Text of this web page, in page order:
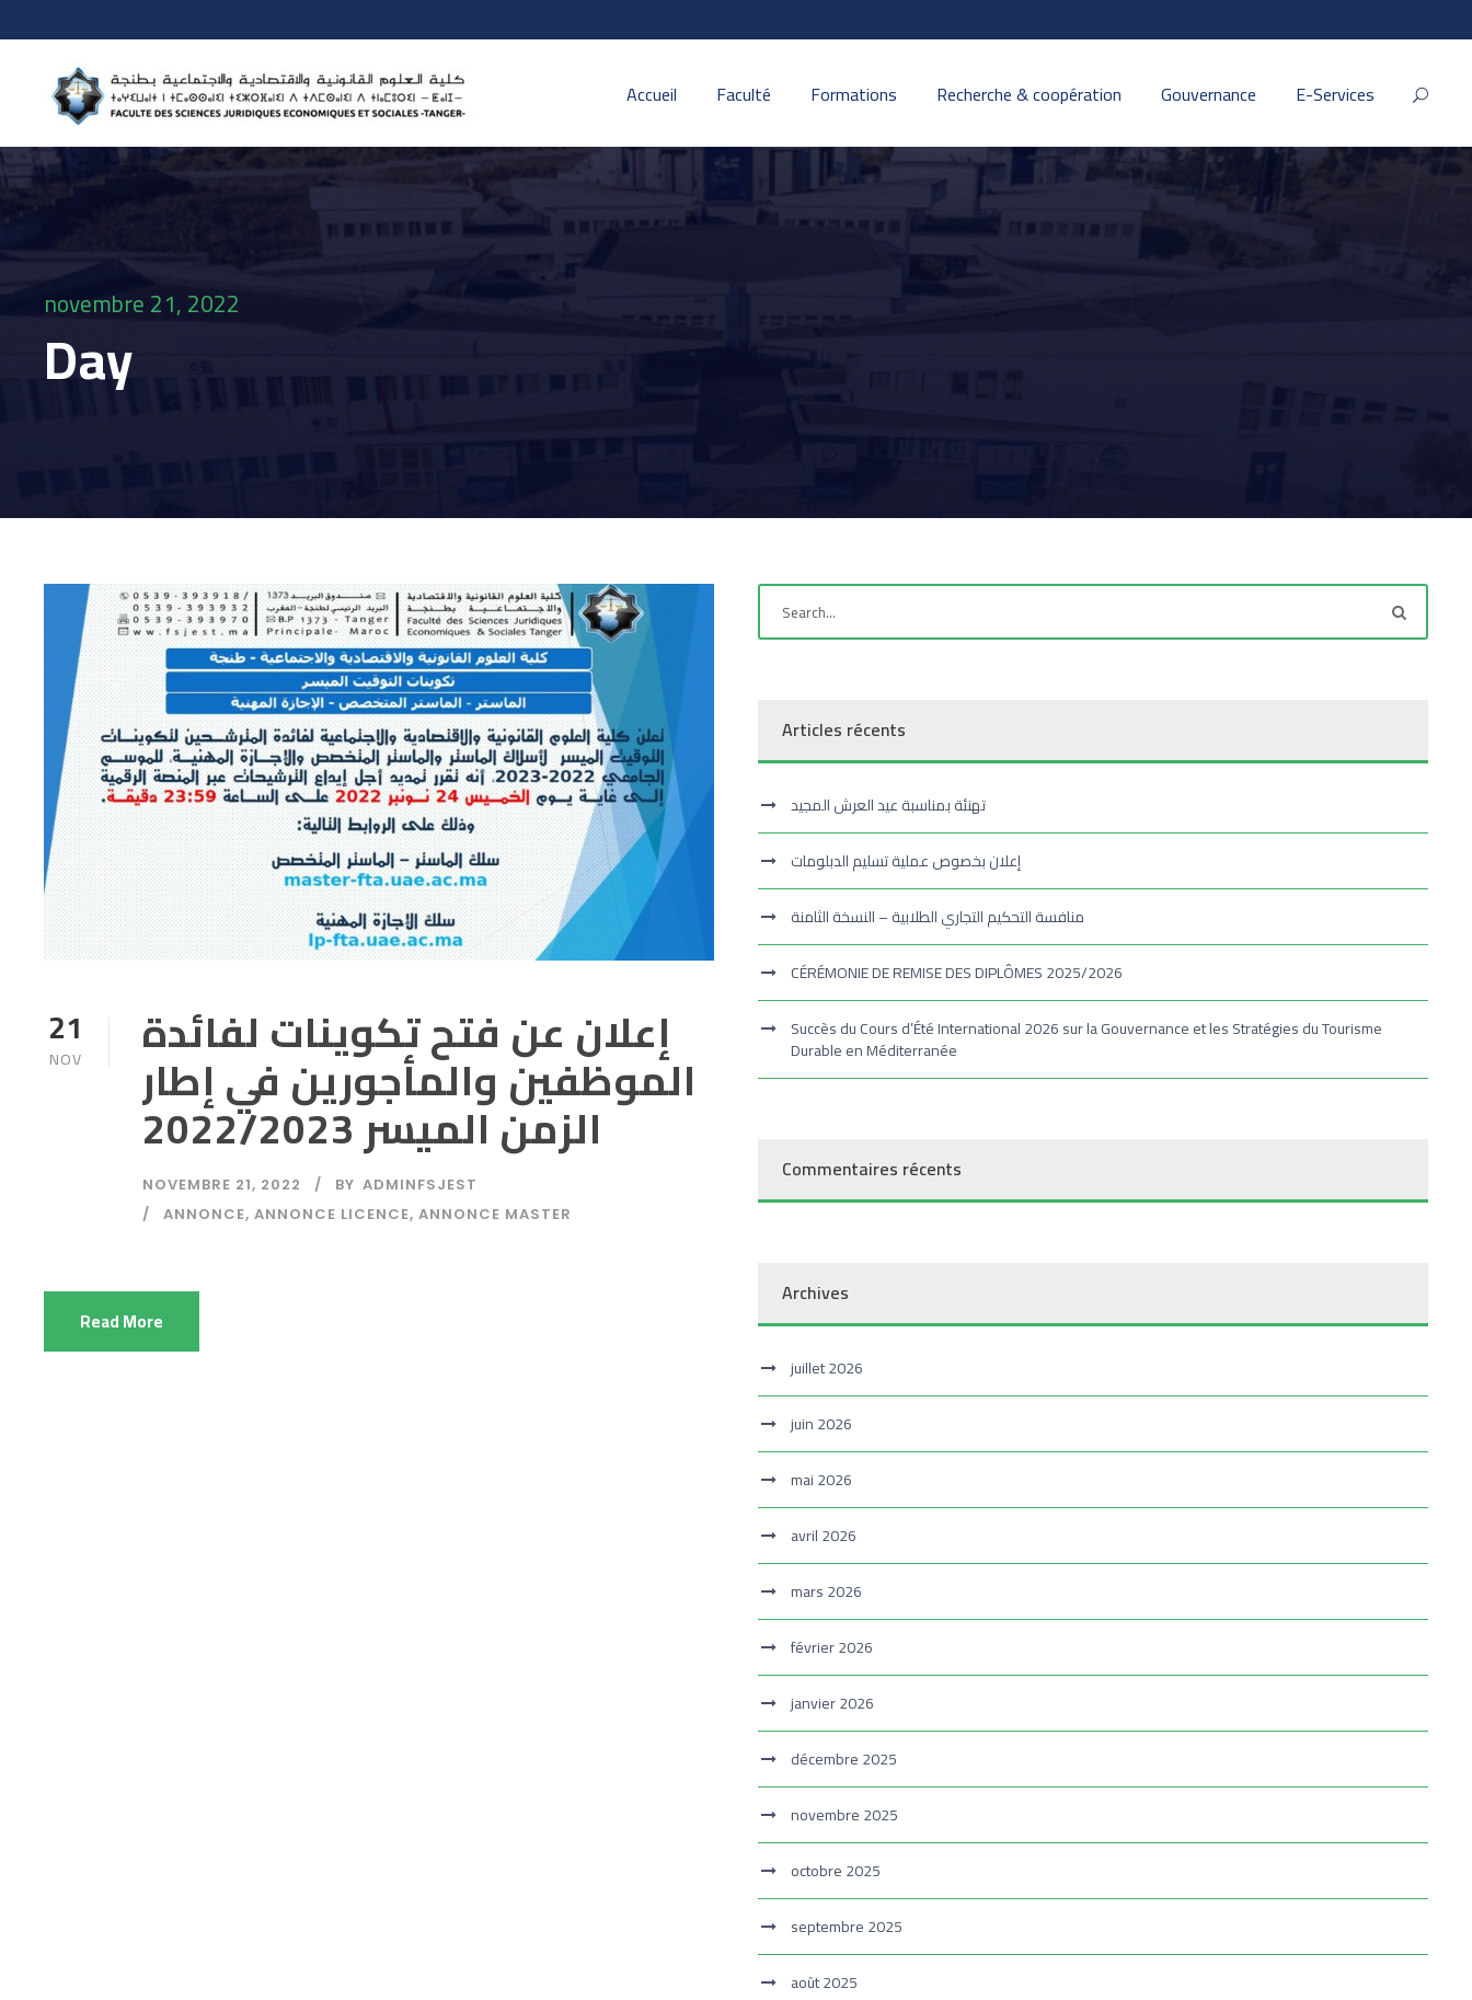
Accueil Faculté Formations Recherche & coopération Gouvernance E-Services
novembre 21, 2022
Day
21
NOV إعلان عن فتح تكوينات لفائدة
الموظفين والمأجورين في إطار
الزمن الميسر 2022/2023
NOVEMBRE 21, 2022 BY ADMINFSJEST
ANNONCE, ANNONCE LICENCE, ANNONCE MASTER
Read More
Articles récents
تهنئة بمناسبة عيد العرش المجيد
إعلان بخصوص عملية تسليم الدبلومات
منافسة التحكيم التجاري الطلابية – النسخة الثامنة
CÉRÉMONIE DE REMISE DES DIPLÔMES 2025/2026
Succès du Cours d’Été International 2026 sur la Gouvernance et les Stratégies du Tourisme
Durable en Méditerranée
Commentaires récents
Archives
juillet 2026
juin 2026
mai 2026
avril 2026
mars 2026
février 2026
janvier 2026
décembre 2025
novembre 2025
octobre 2025
septembre 2025
août 2025